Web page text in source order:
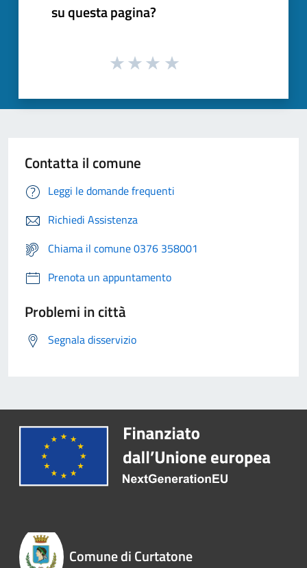
su questa pagina?
Contatta il comune
Leggi le domande frequenti
Richiedi Assistenza
Chiama il comune 0376 358001
Prenota un appuntamento
Problemi in città
Segnala disservizio
Comune di Curtatone